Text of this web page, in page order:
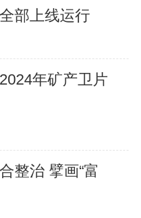
部上线运行
年矿产卫片
整治 擘画“富